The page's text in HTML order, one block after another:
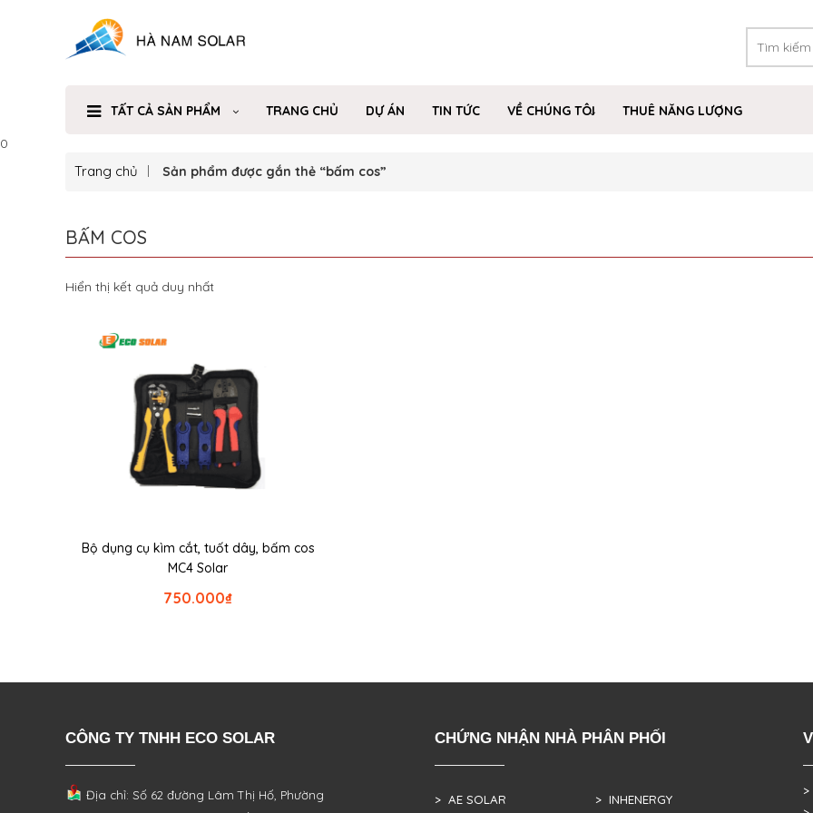
TẤT CẢ SẢN PHẨM TRANG CHỦ DỰ ÁN TIN TỨC VỀ CHÚNG TÔI
THUÊ NĂNG LƯỢNG
0
Trang chủ Sản phẩm được gắn thẻ “bấm cos”
BẤM COS
Hiển thị kết quả duy nhất
Bộ dụng cụ kìm cắt, tuốt dây, bấm cos
MC4 Solar
₫
750.000
CÔNG TY TNHH ECO SOLAR
Địa chỉ: Số 62 đường Lâm Thị Hố, Phường
CHỨNG NHẬN NHÀ PHÂN PHỐI
> AE SOLAR > INHENERGY
>